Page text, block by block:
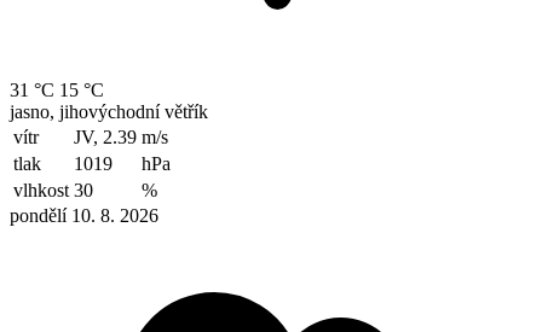
31 °C 15 °C
jasno, jihovýchodní větřík
vítr
JV, 2.39 m/s
tlak
1019
hPa
vlhkost 30
%
pondělí 10. 8. 2026